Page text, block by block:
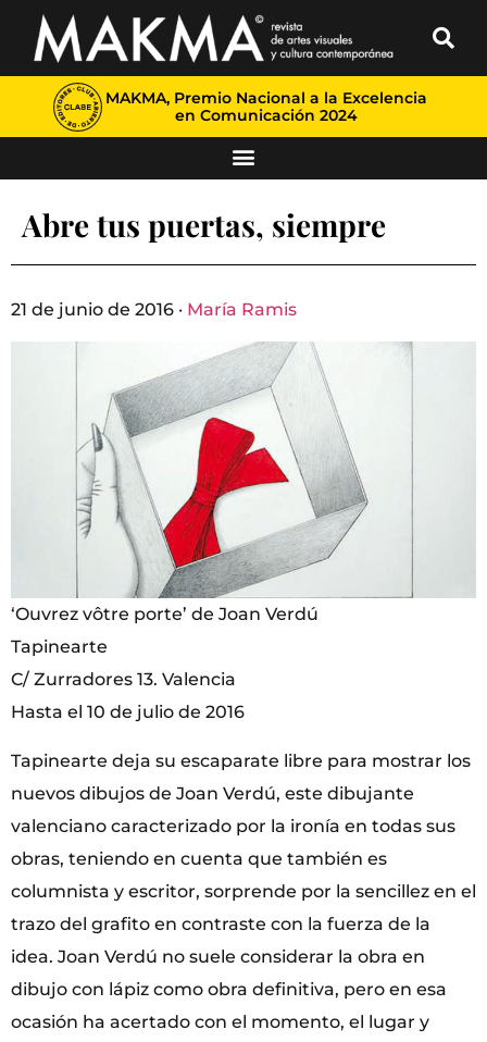
MAKMA, Premio Nacional a la Excelencia
en Comunicación 2024
Abre tus puertas, siempre
21 de junio de 2016 · María Ramis
‘Ouvrez vôtre porte’ de Joan Verdú
Tapinearte
C/ Zurradores 13. Valencia
Hasta el 10 de julio de 2016
Tapinearte deja su escaparate libre para mostrar los
nuevos dibujos de Joan Verdú, este dibujante
valenciano caracterizado por la ironía en todas sus
obras, teniendo en cuenta que también es
columnista y escritor, sorprende por la sencillez en el
trazo del grafito en contraste con la fuerza de la
idea. Joan Verdú no suele considerar la obra en
dibujo con lápiz como obra definitiva, pero en esa
ocasión ha acertado con el momento, el lugar y